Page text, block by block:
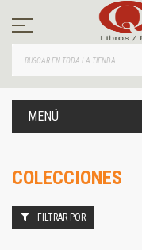
contenido
MENÚ
COLECCIONES
FILTRAR POR